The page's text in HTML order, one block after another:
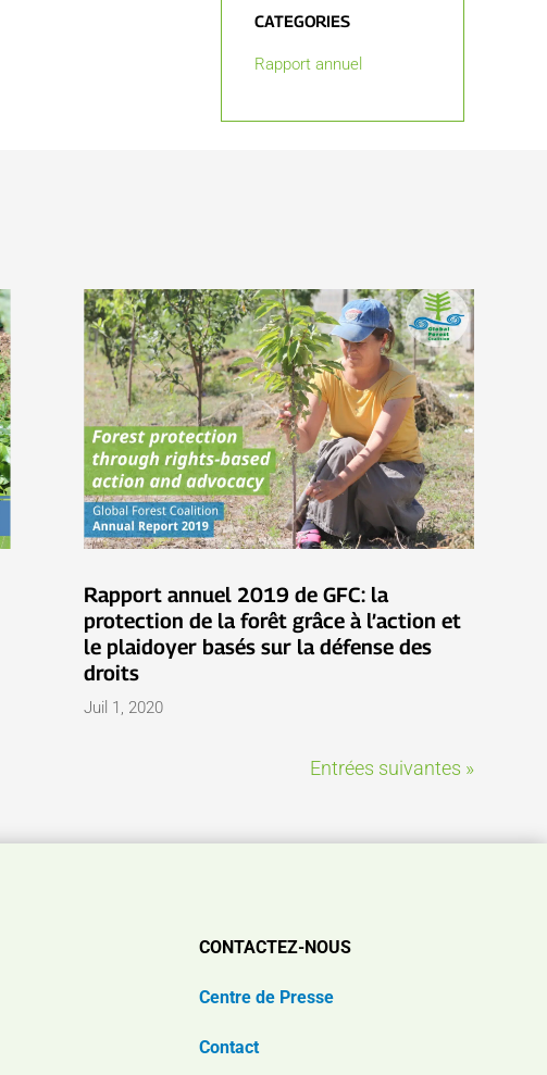
CATEGORIES
Rapport annuel
Rapport annuel 2019 de GFC: la
protection de la forêt grâce à l’action et
le plaidoyer basés sur la défense des
droits
Juil 1, 2020
Entrées suivantes »
CONTACTEZ-NOUS
Centre de Presse
Contact